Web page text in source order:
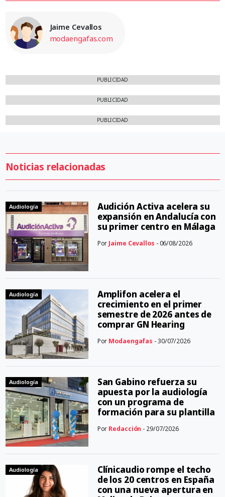
Jaime Cevallos
modaengafas.com
PUBLICIDAD
PUBLICIDAD
PUBLICIDAD
Noticias relacionadas
Audiología
Audición Activa acelera su
expansión en Andalucía con
su primer centro en Málaga
Por Jaime Cevallos - 06/08/2026
Audiología
Amplifon acelera el
crecimiento en el primer
semestre de 2026 antes de
comprar GN Hearing
Por Modaengafas - 30/07/2026
Audiología
San Gabino refuerza su
apuesta por la audiología
con un programa de
formación para su plantilla
Por Redacción - 29/07/2026
Audiología
Clínicaudio rompe el techo
de los 20 centros en España
con una nueva apertura en